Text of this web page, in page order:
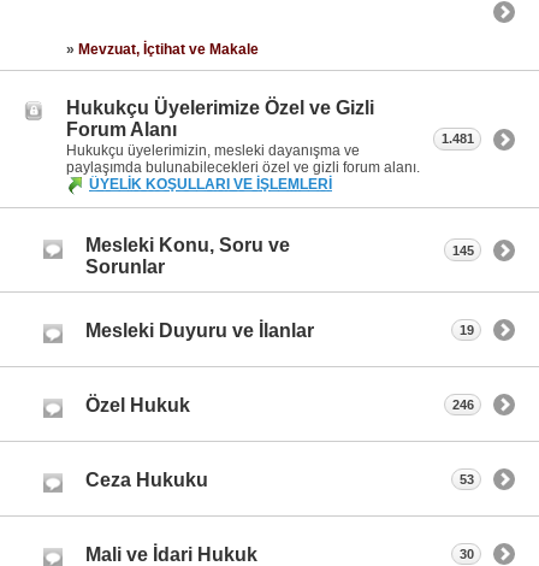
» Mevzuat, İçtihat ve Makale
Hukukçu Üyelerimize Özel ve Gizli
Forum Alanı
Hukukçu üyelerimizin, mesleki dayanışma ve
paylaşımda bulunabilecekleri özel ve gizli forum alanı.
ÜYELİK KOŞULLARI VE İŞLEMLERİ
1.481
Mesleki Konu, Soru ve
Sorunlar
145
Mesleki Duyuru ve İlanlar 19
Özel Hukuk 246
Ceza Hukuku 53
Mali ve İdari Hukuk 30